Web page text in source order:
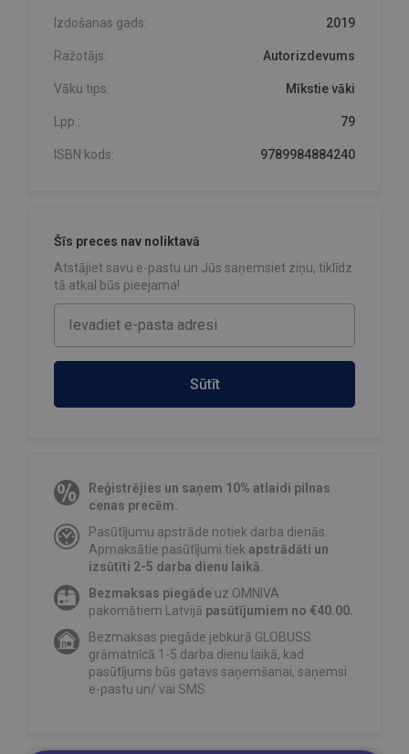
Izdošanas gads: 2019
Ražotājs: Autorizdevums
Vāku tips: Mīkstie vāki
Lpp.: 79
ISBN kods: 9789984884240
Šīs preces nav noliktavā
Atstājiet savu e-pastu un Jūs saņemsiet ziņu, tiklīdz
tā atkal būs pieejama!
Sūtīt
Reģistrējies un saņem 10% atlaidi pilnas
cenas precēm.
Pasūtījumu apstrāde notiek darba dienās.
Apmaksātie pasūtījumi tiek apstrādāti un
izsūtīti 2-5 darba dienu laikā.
Bezmaksas piegāde uz OMNIVA
pakomātiem Latvijā pasūtījumiem no €40.00.
Bezmaksas piegāde jebkurā GLOBUSS
grāmatnīcā 1-5 darba dienu laikā, kad
pasūtījums būs gatavs saņemšanai, saņemsi
e-pastu un/ vai SMS.